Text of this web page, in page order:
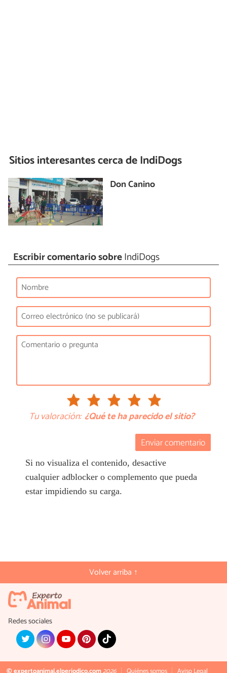
Sitios interesantes cerca deIndiDogs
Don Canino
Escribir comentario sobreIndiDogs
Tu valoración: ¿Qué te ha parecido el sitio?
Enviar comentario
Si no visualiza el contenido, desactive
cualquier adblocker o complemento que pueda
estar impidiendo su carga.
Volver arriba ↑
Redes sociales